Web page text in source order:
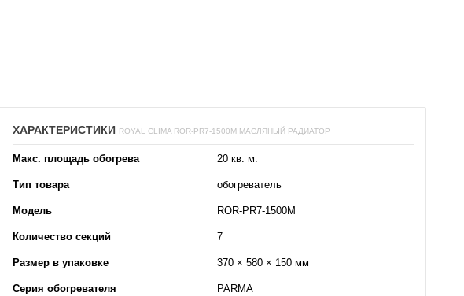
ХАРАКТЕРИСТИКИ ROYAL CLIMA ROR-PR7-1500M МАСЛЯНЫЙ РАДИАТОР
Макс. площадь обогрева 20 кв. м.
Тип товара обогреватель
Модель ROR-PR7-1500M
Количество секций 7
Размер в упаковке 370 × 580 × 150 мм
Серия обогревателя PARMA